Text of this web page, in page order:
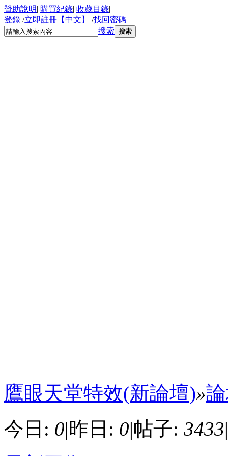
贊助說明| 購買紀錄| 收藏目錄|
登錄 /立即註冊【中文】 /找回密碼
搜索 搜索
鷹眼天堂特效(新論壇)»
今日: 0|昨日: 0|帖子: 3433|